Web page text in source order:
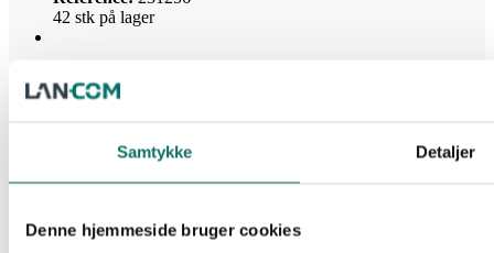
Samtykke Detaljer
Denne hjemmeside bruger cookies
42 stk på lager
Log ind for at se pris